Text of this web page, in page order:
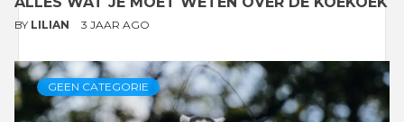
BY LILIAN 3 JAAR AGO
GEEN CATEGORIE